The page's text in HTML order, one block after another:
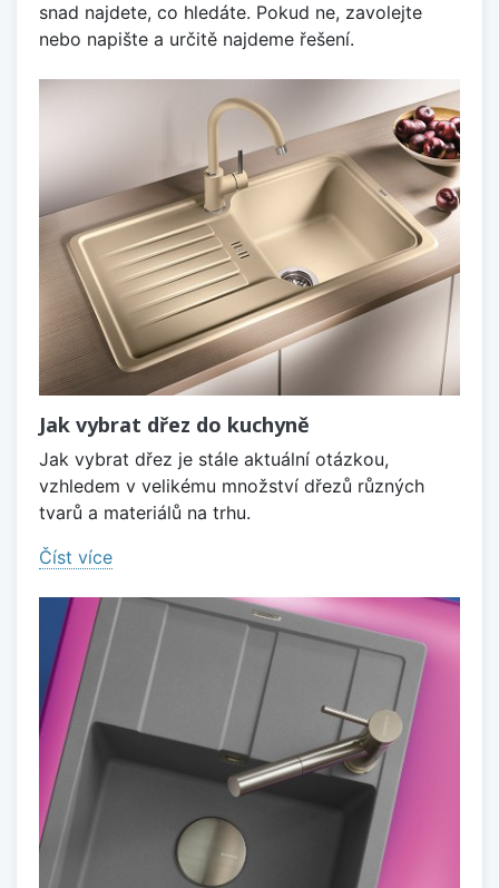
snad najdete, co hledáte. Pokud ne, zavolejte
nebo napište a určitě najdeme řešení.
Jak vybrat dřez do kuchyně
Jak vybrat dřez je stále aktuální otázkou,
vzhledem v velikému množství dřezů různých
tvarů a materiálů na trhu.
Číst více